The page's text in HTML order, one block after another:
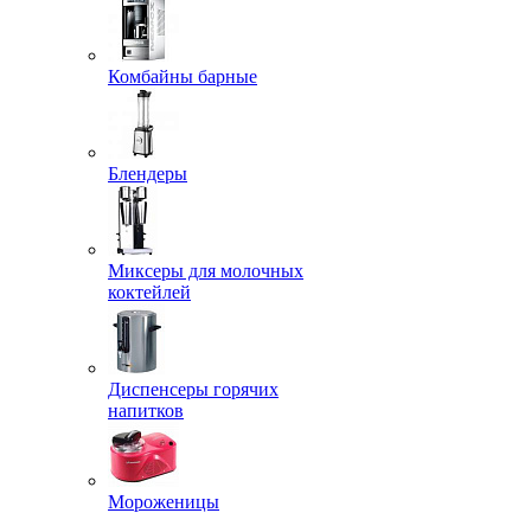
Комбайны барные
Блендеры
Миксеры для молочных
коктейлей
Диспенсеры горячих
напитков
Мороженицы